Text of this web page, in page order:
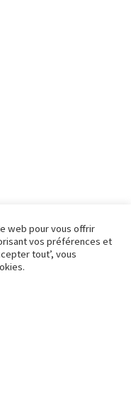
web pour vous offrir
vos préférences et
tout’, vous